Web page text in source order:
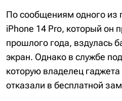
По сообщениям одного из
iPhone 14 Pro, который он
прошлого года, вздулась
экран. Однако в службе
которую владелец
отказали в бесплатной